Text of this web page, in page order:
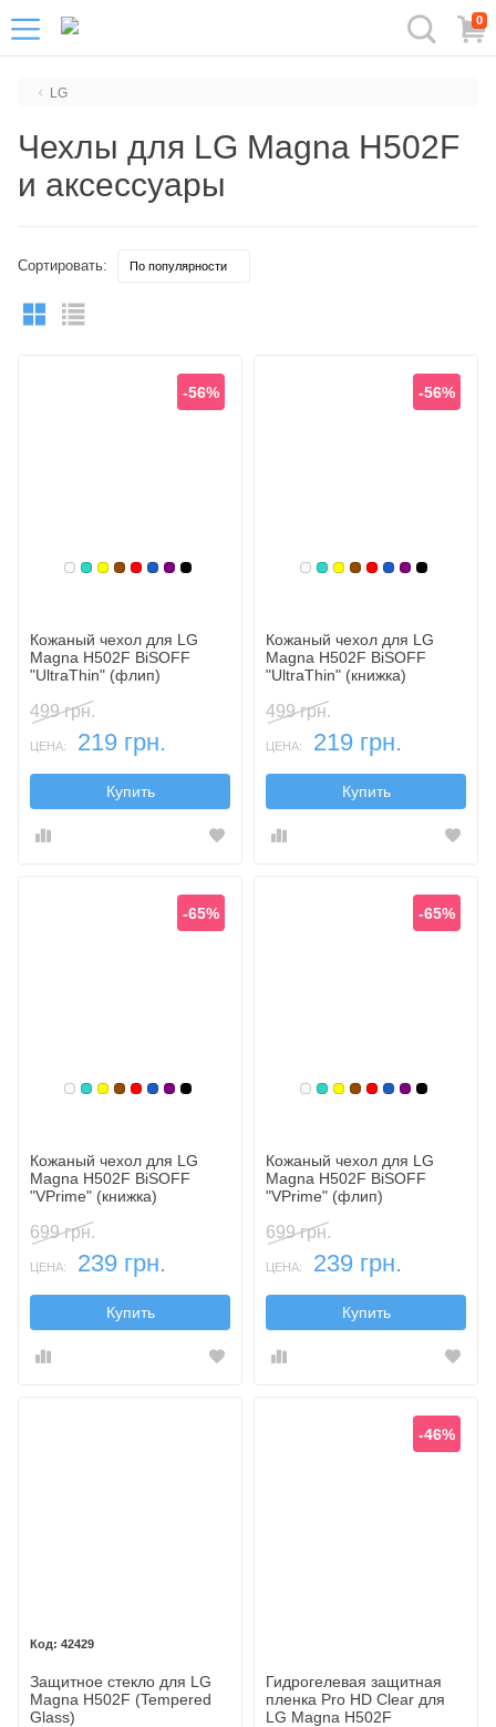
0
LG
Чехлы для LG Magna H502F
и аксессуары
Сортировать:
Белый
Бирюзовый
Желтый
Коричневый
Красный
Синий, темный
Фиолетовый, темный
Черный
-56%
Кожаный чехол для LG
Magna H502F BiSOFF
"UltraThin" (флип)
499 грн.
ЦЕНА: 219 грн.
Купить
Белый
Бирюзовый
Желтый
Коричневый
Красный
Синий,Черный
-56%
Кожаный чехол для LG
Magna H502F BiSOFF
"UltraThin" (книжка)
499 грн.
ЦЕНА: 219 грн.
Купить
Белый
Бирюзовый
Желтый
Коричневый
Красный
Синий, темный
Фиолетовый, темный
Черный
-65%
Кожаный чехол для LG
Magna H502F BiSOFF
"VPrime" (книжка)
699 грн.
ЦЕНА: 239 грн.
Купить
Белый
Бирюзовый
Желтый
Коричневый
Красный
Синий,Черный
-65%
Кожаный чехол для LG
Magna H502F BiSOFF
"VPrime" (флип)
699 грн.
ЦЕНА: 239 грн.
Купить
42429
Защитное стекло для LG
Magna H502F (Tempered
Glass)
-46%
Гидрогелевая защитная
пленка Pro HD Clear для
LG Magna H502F